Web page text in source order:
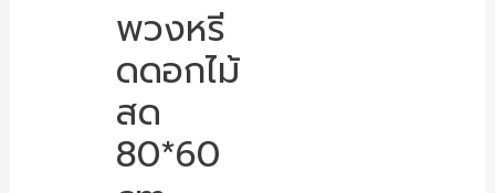
พวงหรี
ดดอกไม้
สด
80*60